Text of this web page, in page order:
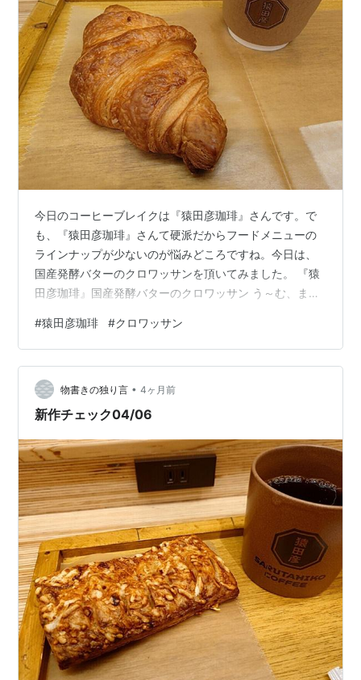
今日のコーヒーブレイクは『猿田彦珈琲』さんです。で
も、『猿田彦珈琲』さんて硬派だからフードメニューの
ラインナップが少ないのが悩みどころですね。今日は、
国産発酵バターのクロワッサンを頂いてみました。 『猿
田彦珈琲』国産発酵バターのクロワッサン う～む、まぁ
本のクロワッサンじゃなくて海外のクロワッサンとして
成立しているというか、層状なってバターが入って、と
いうのが感じられます。砂糖系はなくて、小麦粉の甘み
って感じですね。日本の平均的なパン屋より本格派と思
います。
#猿田彦珈琲 #クロワッサン
物書きの独り言 • 4ヶ月前
新作チェック04/06